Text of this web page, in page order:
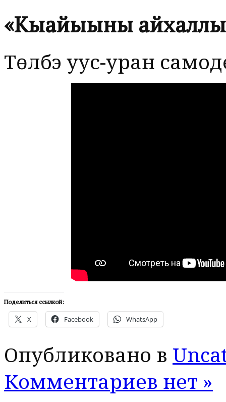
«Кыайыыны
Түөлбэ уус-уран
Поделиться ссылкой:
X Facebook WhatsApp
Опубликовано в
Комментариев нет »